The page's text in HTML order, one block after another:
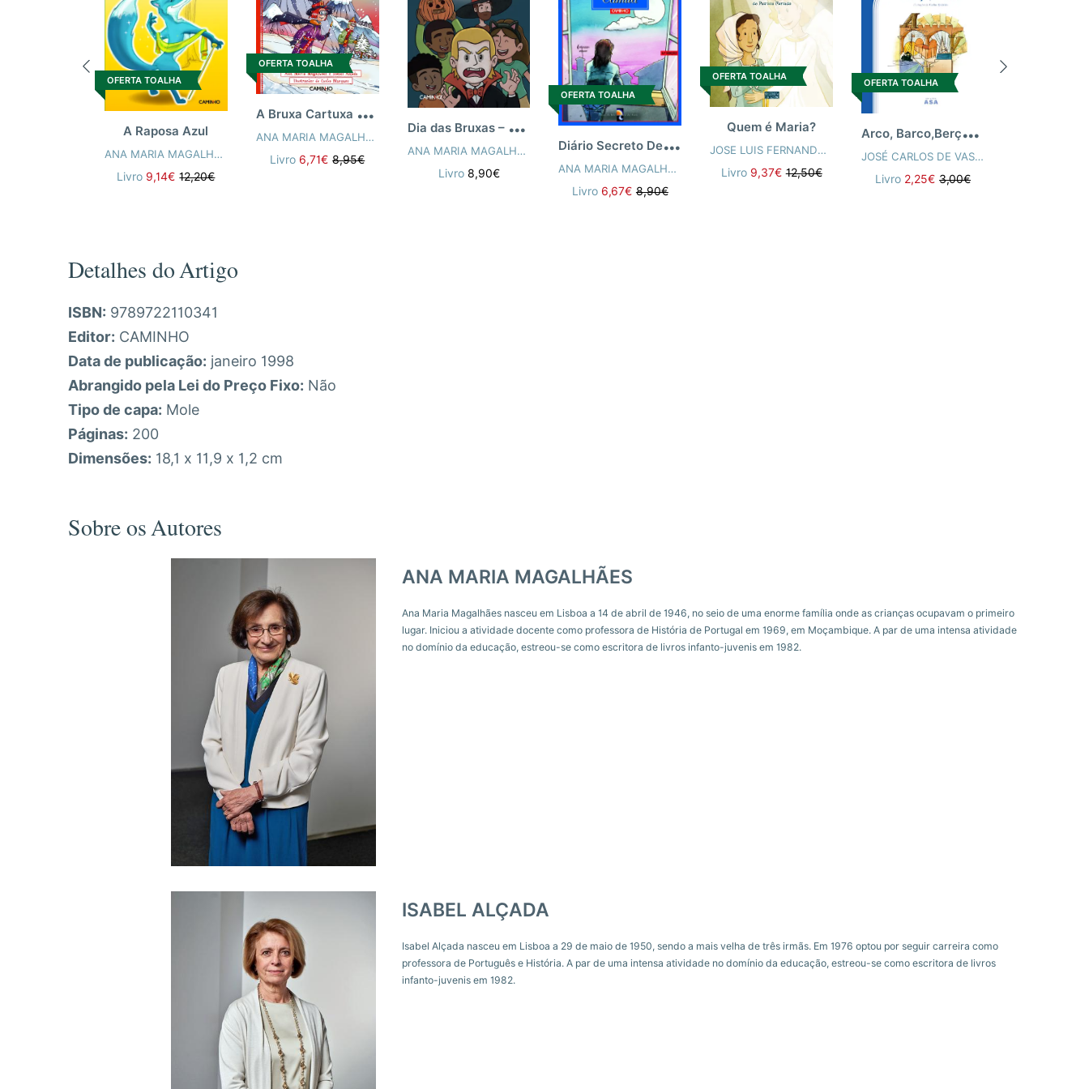
OFERTA TOALHA
A Raposa Azul
ANA MARIA MAGALHÃES
ISABEL ALÇADA
Livro 9,14€ 12,20€
OFERTA TOALHA
A
Bruxa Cartuxa nas Pistas de Neve
ANA MARIA MAGALHÃES
Livro 6,71€ 8,95€
D
ia das Bruxas – O Halloween
ANA MARIA MAGALHÃES ISABEL ALÇADA,PEDRO ROCHA E MELLO
Livro 8,90€
OFERTA TOALHA
D
iário Secreto De Camila
ANA MARIA MAGALHÃES
ISABEL ALÇADA
Livro 6,67€ 8,90€
OFERTA TOALHA
Quem é Maria?
JOSE LUIS FERNANDES BORGA
Livro 9,37€ 12,50€
OFERTA TOALHA
A
rco, Barco,Berço,Verso
JOSÉ CARLOS DE VASCONCELOS
Livro 2,25€ 3,00€
Detalhes do Artigo
ISBN: 9789722110341
Editor: CAMINHO
Data de publicação: janeiro 1998
Abrangido pela Lei do Preço Fixo: Não
Tipo de capa: Mole
Páginas: 200
Dimensões: 18,1 x 11,9 x 1,2 cm
Sobre os Autores
ANA MARIA MAGALHÃES
Ana Maria Magalhães nasceu em Lisboa a 14 de abril de 1946, no seio de uma enorme família onde as crianças ocupavam o primeiro
lugar. Iniciou a atividade docente como professora de História de Portugal em 1969, em Moçambique. A par de uma intensa atividade
no domínio da educação, estreou-se como escritora de livros infanto-juvenis em 1982.
ISABEL ALÇADA
Isabel Alçada nasceu em Lisboa a 29 de maio de 1950, sendo a mais velha de três irmãs. Em 1976 optou por seguir carreira como
professora de Português e História. A par de uma intensa atividade no domínio da educação, estreou-se como escritora de livros
infanto-juvenis em 1982.